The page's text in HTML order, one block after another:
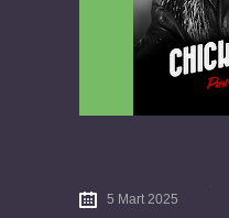
5 Mart 2025